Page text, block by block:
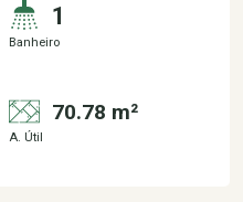
1
Banheiro
70.78 m²
A. Útil